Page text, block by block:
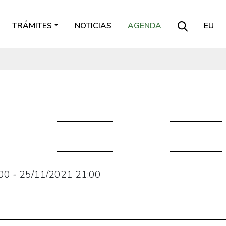
TRÁMITES NOTICIAS AGENDA EU
- 25/11/2021 21:00